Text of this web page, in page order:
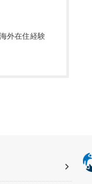
外在住経験